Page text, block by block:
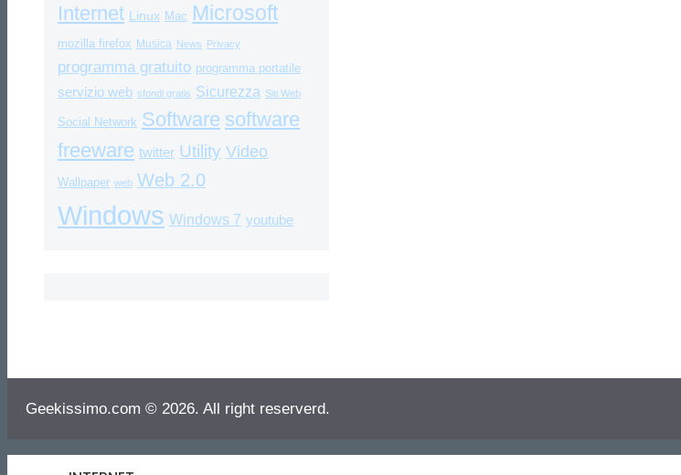
Internet Linux Mac Microsoft
mozilla firefox Musica News Privacy
programma gratuito programma portatile
servizio web sfondi gratis Sicurezza Siti Web
Social Network Software software
freeware twitter Utility Video
Wallpaper web Web 2.0
Windows Windows 7 youtube
Geekissimo.com © 2026. All right reserverd.